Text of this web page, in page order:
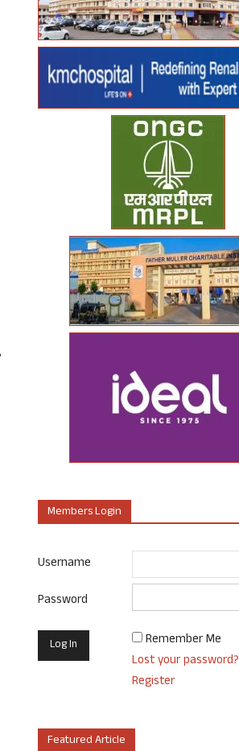
Members Login
Username
Password
Remember Me
Lost your password?
Register
Featured Article